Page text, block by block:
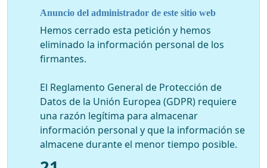
Anuncio del administrador de este sitio web
Hemos cerrado esta petición y hemos
eliminado la información personal de los
firmantes.
El Reglamento General de Protección de
Datos de la Unión Europea (GDPR) requiere
una razón legítima para almacenar
información personal y que la información se
almacene durante el menor tiempo posible.